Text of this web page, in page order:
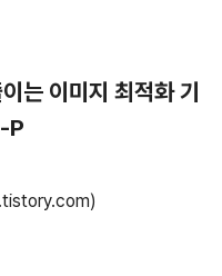
는 이미지 최적화 기
P